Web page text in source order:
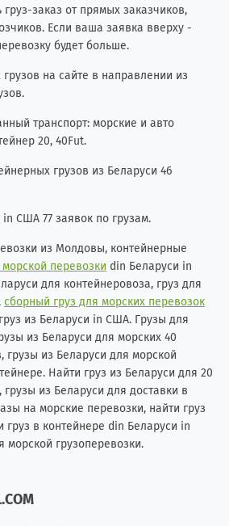
груз-заказ от прямых заказчиков,
Если ваша заявка вверху -
будет больше.
грузов на сайте в направлении из
транспорт: морские и авто
20, 40Fut.
грузов из Беларуси 46
in США 77 заявок по грузам.
из Молдовы, контейнерные
морской перевозки din Беларуси in
для контейнеровоза, груз для
сборный груз для морских перевозок
из Беларуси in США. Грузы для
из Беларуси для морских 40
грузы из Беларуси для морской
Найти груз из Беларуси для 20
грузы из Беларуси для доставки в
на морские перевозки, найти груз
груз в контейнере din Беларуси in
морской грузоперевозки.